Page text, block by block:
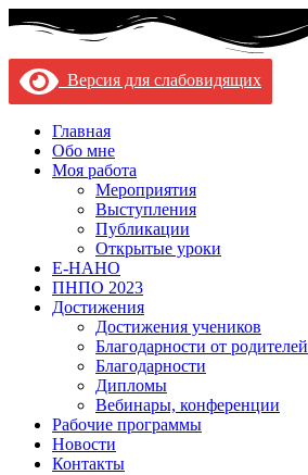
Версия для слабовидящих
Главная
Обо мне
Моя работа
Мероприятия
Выступления
Публикации
Открытые уроки
Е-НАНО
ПНПО 2023
Достижения
Достижения учеников
Благодарности от родителей
Благодарности
Дипломы
Вебинары, конференции
Рабочие программы
Новости
Контакты